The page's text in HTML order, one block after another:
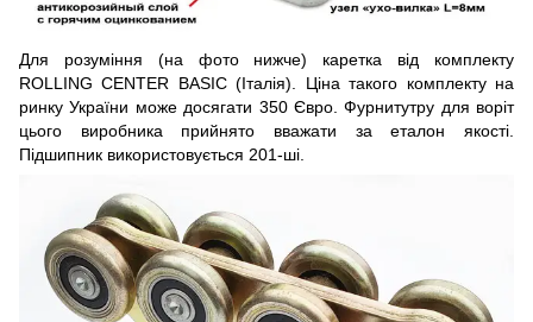
Для розуміння (на фото нижче) каретка від комплекту
ROLLING CENTER BASIC (Італія). Ціна такого комплекту на
ринку України може досягати 350 Євро. Фурнитутру для воріт
цього виробника прийнято вважати за еталон якості.
Підшипник використовується 201-ші.